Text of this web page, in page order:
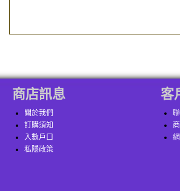
商店訊息
關於我們
訂購須知
入數戶口
私隱政策
客